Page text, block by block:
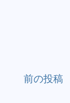
前の投稿